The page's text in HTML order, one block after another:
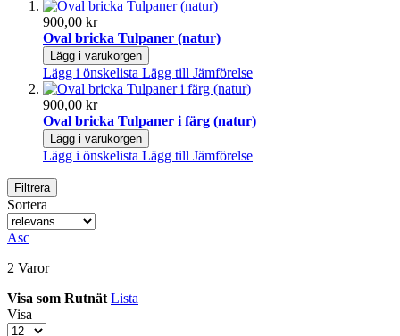
900,00 kr
Oval bricka Tulpaner (natur)
Lägg i varukorgen
Lägg i önskelista Lägg till Jämförelse
900,00 kr
Oval bricka Tulpaner i färg (natur)
Lägg i varukorgen
Lägg i önskelista Lägg till Jämförelse
Filtrera
Sortera
Asc
2 Varor
Visa som Rutnät Lista
Visa